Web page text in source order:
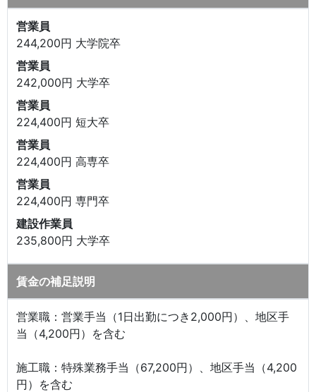
営業員
244,200円 大学院卒
営業員
242,000円 大学卒
営業員
224,400円 短大卒
営業員
224,400円 高専卒
営業員
224,400円 専門卒
建設作業員
235,800円 大学卒
賃金の補足説明
営業職：営業手当（1日出勤につき2,000円）、地区手
当（4,200円）を含む
施工職：特殊業務手当（67,200円）、地区手当（4,200
円）を含む